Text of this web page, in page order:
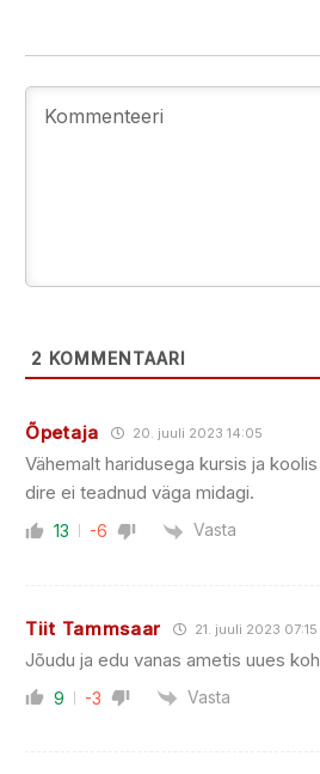
2 KOMMENTAARI
Õpetaja 20. juuli 2023 14:05
Vähemalt haridusega kursis ja
dire ei teadnud väga midagi.
13 -6 Vasta
Tiit Tammsaar 21. juuli 2023 07:15
Jõudu ja edu vanas ametis uues
9 -3 Vasta